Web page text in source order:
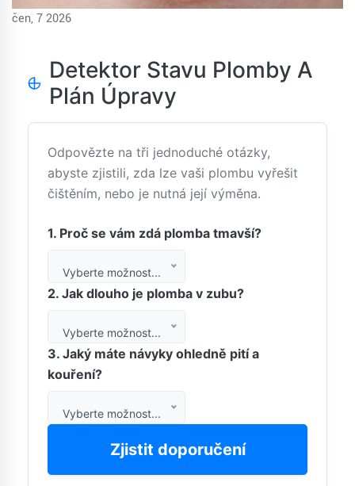
čen, 7 2026
Detektor Stavu Plomby A
Plán Úpravy
Odpovězte na tři jednoduché otázky,
abyste zjistili, zda lze vaši plombu vyřešit
čištěním, nebo je nutná její výměna.
1. Proč se vám zdá plomba tmavší?
Vyberte možnost...
2. Jak dlouho je plomba v zubu?
Vyberte možnost...
3. Jaký máte návyky ohledně pití a
kouření?
Vyberte možnost...
Zjistit doporučení